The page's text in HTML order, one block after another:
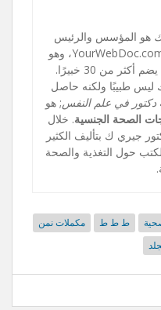
هو المؤسس والرئيس
التنفيذي لموقع YourWebDoc.com، وهو
جزء من فريق يضم أكثر من 30 خبيرًا.
ليس طبيبًا ولكنه حاصل
دكتور في علم النفس; هو
الصحة الجنسية. خلال
جيري ك بتأليف الكثير
حول التغذية والصحة
ط ط ط
مكملات نمن